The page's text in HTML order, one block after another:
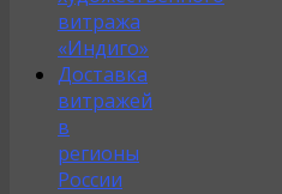
витража
«Индиго»
Доставка
витражей
в
регионы
России